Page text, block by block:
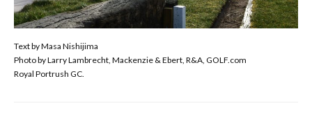
Text by Masa Nishijima
Photo by Larry Lambrecht, Mackenzie & Ebert, R&A, GOLF.com
Royal Portrush GC.